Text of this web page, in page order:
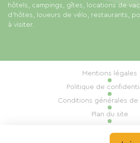
hôtels, campings, gîtes, locations de
d'hôtes, loueurs de vélo, restaurants,
à visiter.
Mentions légales
Politique de
Conditions générales de
Plan du site
Réalisation : Mill,